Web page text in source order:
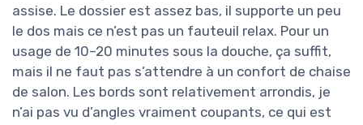
assise. Le dossier est assez bas, il supporte un peu
le dos mais ce n’est pas un fauteuil relax. Pour un
usage de 10–20 minutes sous la douche, ça suffit,
mais il ne faut pas s’attendre à un confort de chaise
de salon. Les bords sont relativement arrondis, je
n’ai pas vu d’angles vraiment coupants, ce qui est